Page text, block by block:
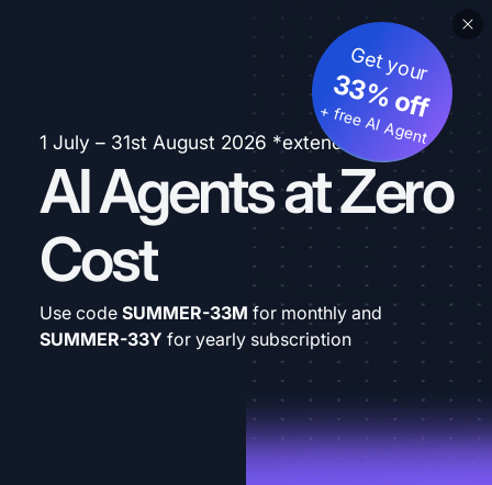
1 July – 31st August 2026 *extended
AI Agents at Zero
Cost
Get your
33% off
+ free AI Agent
Use code SUMMER-33M for monthly and
SUMMER-33Y for yearly subscription